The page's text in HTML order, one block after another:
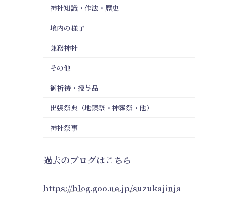
神社知識・作法・歴史
境内の様子
兼務神社
その他
御祈祷・授与品
出張祭典（地鎮祭・神葬祭・他）
神社祭事
過去のブログはこちら
https://blog.goo.ne.jp/suzukajinja